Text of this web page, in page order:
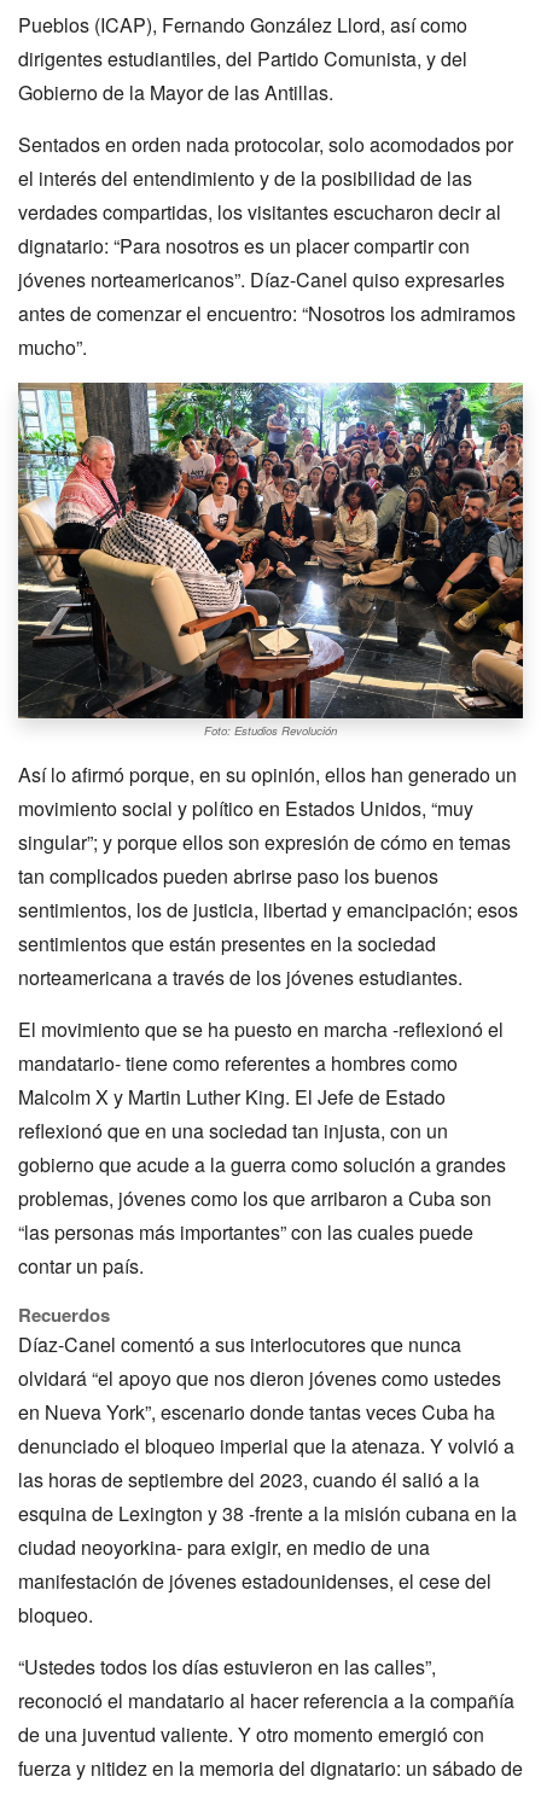
Pueblos (ICAP), Fernando González Llord, así como
dirigentes estudiantiles, del Partido Comunista, y del
Gobierno de la Mayor de las Antillas.
Sentados en orden nada protocolar, solo acomodados por
el interés del entendimiento y de la posibilidad de las
verdades compartidas, los visitantes escucharon decir al
dignatario: “Para nosotros es un placer compartir con
jóvenes norteamericanos”. Díaz-Canel quiso expresarles
antes de comenzar el encuentro: “Nosotros los admiramos
mucho”.
Foto: Estudios Revolución
Así lo afirmó porque, en su opinión, ellos han generado un
movimiento social y político en Estados Unidos, “muy
singular”; y porque ellos son expresión de cómo en temas
tan complicados pueden abrirse paso los buenos
sentimientos, los de justicia, libertad y emancipación; esos
sentimientos que están presentes en la sociedad
norteamericana a través de los jóvenes estudiantes.
El movimiento que se ha puesto en marcha -reflexionó el
mandatario- tiene como referentes a hombres como
Malcolm X y Martin Luther King. El Jefe de Estado
reflexionó que en una sociedad tan injusta, con un
gobierno que acude a la guerra como solución a grandes
problemas, jóvenes como los que arribaron a Cuba son
“las personas más importantes” con las cuales puede
contar un país.
Recuerdos
Díaz-Canel comentó a sus interlocutores que nunca
olvidará “el apoyo que nos dieron jóvenes como ustedes
en Nueva York”, escenario donde tantas veces Cuba ha
denunciado el bloqueo imperial que la atenaza. Y volvió a
las horas de septiembre del 2023, cuando él salió a la
esquina de Lexington y 38 -frente a la misión cubana en la
ciudad neoyorkina- para exigir, en medio de una
manifestación de jóvenes estadounidenses, el cese del
bloqueo.
“Ustedes todos los días estuvieron en las calles”,
reconoció el mandatario al hacer referencia a la compañía
de una juventud valiente. Y otro momento emergió con
fuerza y nitidez en la memoria del dignatario: un sábado de